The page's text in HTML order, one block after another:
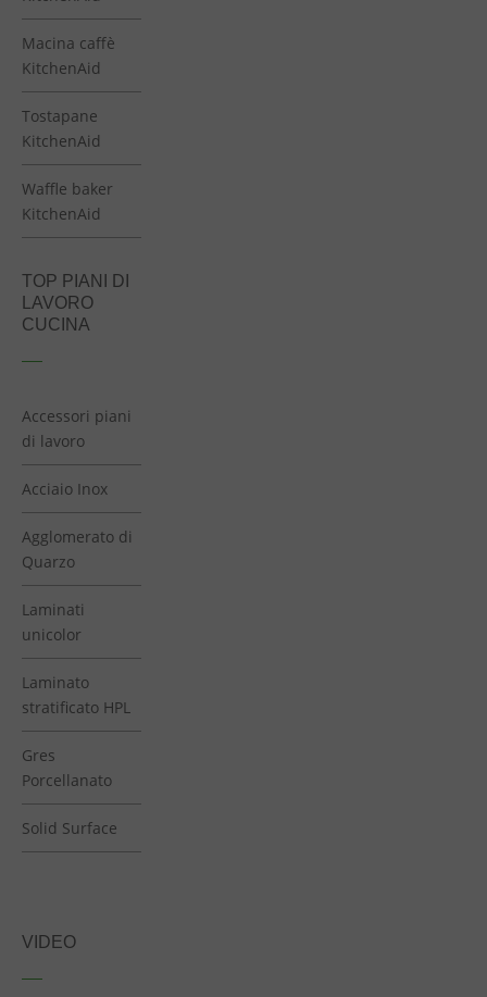
Macina caffè
KitchenAid
Tostapane
KitchenAid
Waffle baker
KitchenAid
TOP PIANI DI
LAVORO
CUCINA
Accessori piani
di lavoro
Acciaio Inox
Agglomerato di
Quarzo
Laminati
unicolor
Laminato
stratificato HPL
Gres
Porcellanato
Solid Surface
VIDEO